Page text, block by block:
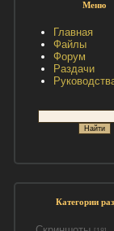
Меню
Главная
Файлы
Форум
Раздачи
Категории